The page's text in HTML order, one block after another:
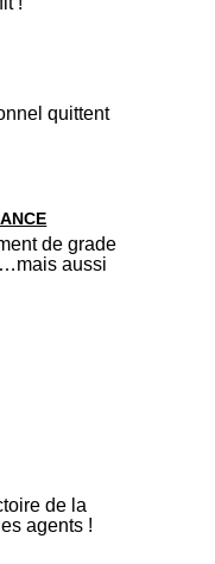
quittent
de grade
aussi
de la
agents !